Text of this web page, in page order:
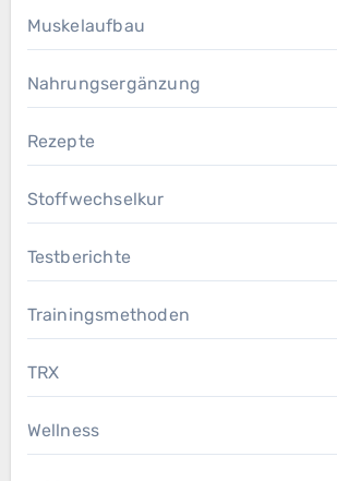
Muskelaufbau
Nahrungsergänzung
Rezepte
Stoffwechselkur
Testberichte
Trainingsmethoden
TRX
Wellness